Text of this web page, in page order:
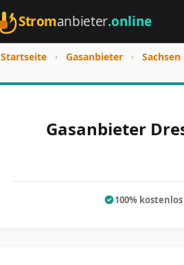
Stromanbieter.online
Startseite › Gasanbieter › Sachsen
Gasanbieter
100%